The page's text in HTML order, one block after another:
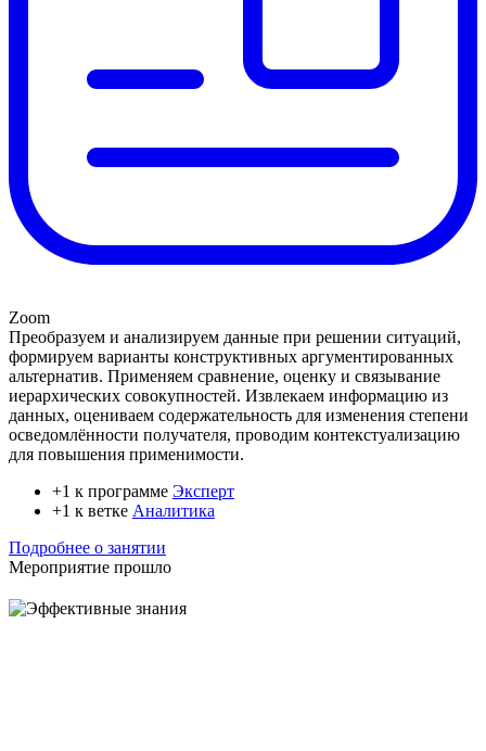
Zoom
Преобразуем и анализируем данные при решении ситуаций,
формируем варианты конструктивных аргументированных
альтернатив. Применяем сравнение, оценку и связывание
иерархических совокупностей. Извлекаем информацию из
данных, оцениваем содержательность для изменения степени
осведомлённости получателя, проводим контекстуализацию
для повышения применимости.
+1 к программе Эксперт
+1 к ветке Аналитика
Подробнее о занятии
Мероприятие прошло